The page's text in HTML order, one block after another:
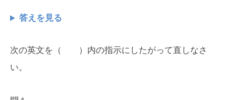
答えを見る
次の英文を（ ）内の指示にしたがって直しなさ
い。